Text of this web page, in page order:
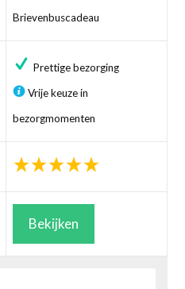
Brievenbuscadeau
Prettige bezorging
Vrije keuze in
bezorgmomenten
Bekijken